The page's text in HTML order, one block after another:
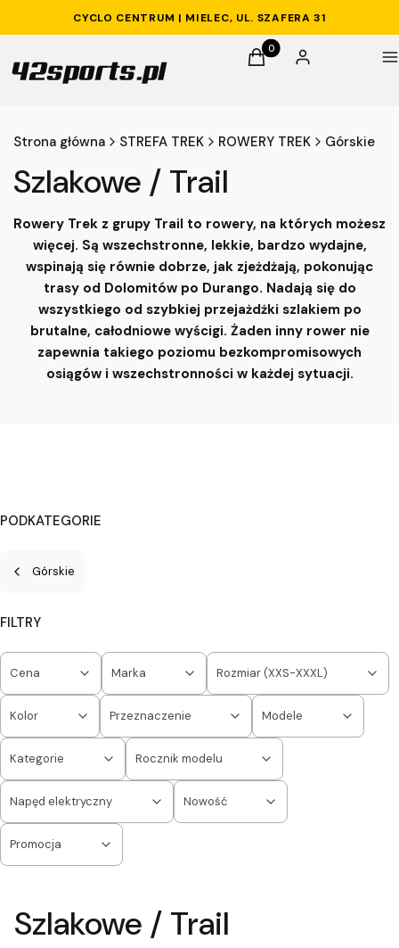
CYCLO CENTRUM | MIELEC, UL. SZAFERA 31
Produkty w koszyku: 0.
Koszyk Zaloguj się
Strona główna STREFA TREK ROWERY TREK Górskie
Szlakowe / Trail
Rowery Trek z grupy Trail to rowery, na których możesz
więcej. Są wszechstronne, lekkie, bardzo wydajne,
wspinają się równie dobrze, jak zjeżdżają, pokonując
trasy od Dolomitów po Durango. Nadają się do
wszystkiego od szybkiej przejażdżki szlakiem po
brutalne, całodniowe wyścigi. Żaden inny rower nie
zapewnia takiego poziomu bezkompromisowych
osiągów i wszechstronności w każdej sytuacji.
PODKATEGORIE
Górskie
FILTRY
Cena Marka Rozmiar (XXS-XXXL)
Kolor Przeznaczenie Modele
Kategorie Rocznik modelu
Napęd elektryczny Nowość
Promocja
Szlakowe / Trail